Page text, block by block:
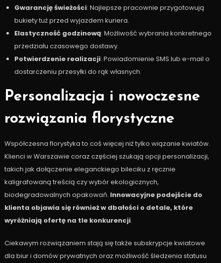
Gwarancję świeżości: Najlepsze pracownie przygotowują
bukiety tuż przed wyjazdem kuriera.
Elastyczność godzinową: Możliwość wybrania konkretnego
przedziału czasowego dostawy.
Potwierdzenie realizacji: Powiadomienie SMS lub e-mail o
dostarczeniu przesyłki do rąk własnych.
Personalizacja i nowoczesne
rozwiązania florystyczne
Współczesna florystyka to coś więcej niż tylko wiązanie kwiatów.
Klienci w Warszawie coraz częściej szukają opcji personalizacji,
takich jak dołączenie eleganckiego bileciku z ręcznie
kaligrafowaną treścią czy wybór ekologicznych,
biodegradowalnych opakowań. Innowacyjne podejście do
klienta objawia się również w dbałości o detale, które
wyróżniają ofertę na tle konkurencji.
Ciekawym rozwiązaniem stają się także subskrypcje kwiatowe
dla biur i domów prywatnych oraz możliwość śledzenia statusu